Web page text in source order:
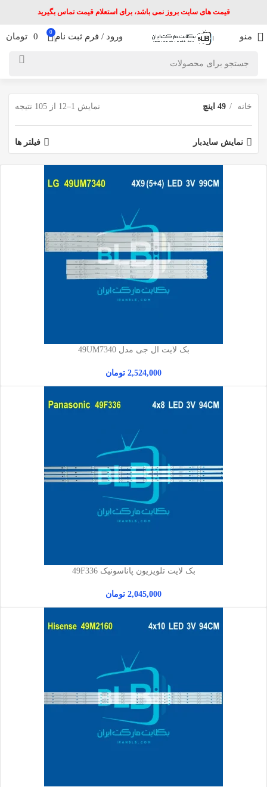
قیمت های سایت بروز نمی باشد، برای استعلام قیمت تماس بگیرید
منو ورود / فرم ثبت نام 0
0 تومان
خانه 49 اینچ نمایش 1–12 از 105 نتیجه
نمایش سایدبار فیلتر ها
بک لایت ال جی مدل 49UM7340
2,524,000 تومان
بک لایت تلویزیون پاناسونیک 49F336
2,045,000 تومان